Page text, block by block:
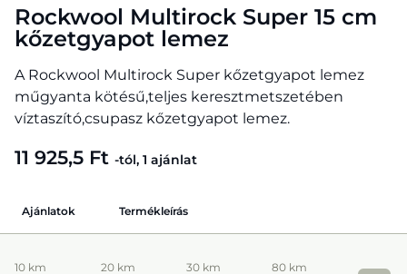
Rockwool Multirock Super 15 cm
kőzetgyapot lemez
A Rockwool Multirock Super kőzetgyapot lemez
műgyanta kötésű,teljes keresztmetszetében
víztaszító,csupasz kőzetgyapot lemez.
11 925,5 Ft -tól, 1 ajánlat
Ajánlatok Termékleírás
10 km 20 km 30 km 80 km